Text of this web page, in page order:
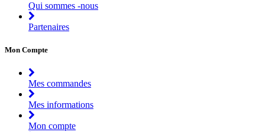
Qui sommes -nous
Partenaires
Mon Compte
Mes commandes
Mes informations
Mon compte